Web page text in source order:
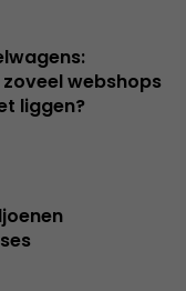
webshops
liggen?